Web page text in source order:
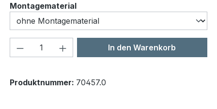
Montagematerialauswählen
Produkt Anzahl: Gib denIn den Warenkorb
Produktnummer: 70457.0